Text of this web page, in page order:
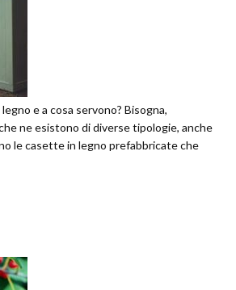
e a cosa servono? Bisogna,
ne esistono di diverse tipologie, anche
le casette in legno prefabbricate che